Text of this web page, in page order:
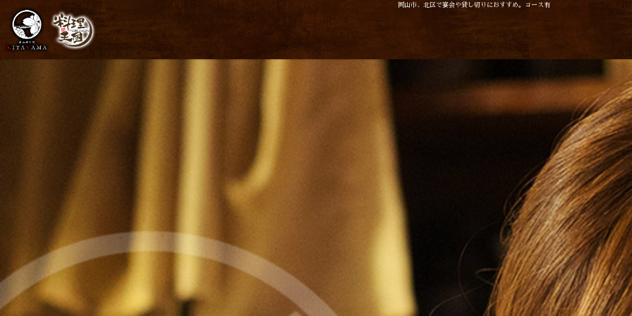
岡山市、北区で宴会や貸し切りにおすすめ。コース有